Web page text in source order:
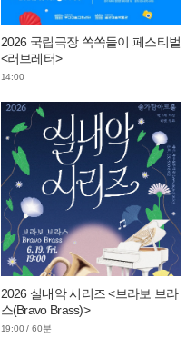
2026 국립극장 쏙쏙들이 페스티벌
<러브레터>
14:00
2026 실내악 시리즈 <브라보 브라
스(Bravo Brass)>
19:00 / 60분